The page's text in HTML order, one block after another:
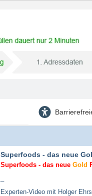
Superfoods - das neue
Superfoods - das neue Gold
Experten-Video mit Holger